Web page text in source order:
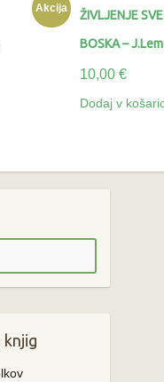
Akcija
ŽIVLJENJE
BOSKA –
10,00 €
Dodaj v
knjig